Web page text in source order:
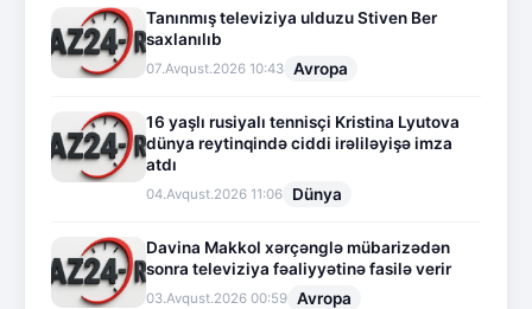
Tanınmış televiziya ulduzu Stiven Ber
saxlanılıb
07.Avqust.2026 10:43 Avropa
16 yaşlı rusiyalı tennisçi Kristina Lyutova
dünya reytinqində ciddi irəliləyişə imza
atdı
04.Avqust.2026 11:06 Dünya
Davina Makkol xərçənglə mübarizədən
sonra televiziya fəaliyyətinə fasilə verir
03.Avqust.2026 00:59 Avropa